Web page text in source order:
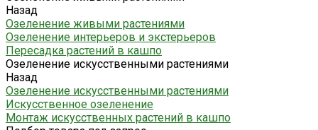
Назад
Озеленение живыми растениями
Озеленение интерьеров и экстерьеров
Пересадка растений в кашпо
Озеленение искусственными растениями
Назад
Озеленение искусственными растениями
Искусственное озеленение
Монтаж искусственных растений в кашпо